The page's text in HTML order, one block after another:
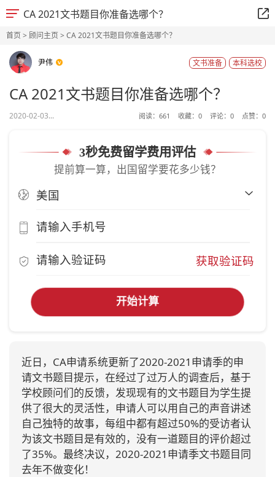
CA 2021文书题目你准备选哪个？
首页> 顾问主页> CA 2021文书题目你准备选哪个？
尹伟 本科选校
文书准备
CA 2021文书题目你准备选哪个？
2020-02-03... 阅读： 661 收藏： 0 评论： 0 点赞： 0
3秒免费留学费用评估
提前算一算，出国留学要花多少钱？
获取验证码
开始计算
近日，CA申请系统更新了2020-2021申请季的申
请文书题目提示，在经过了过万人的调查后，基于
学校顾问们的反馈，发现现有的文书题目为学生提
供了很大的灵活性，申请人可以用自己的声音讲述
自己独特的故事，每组中都有超过50%的受访者认
为该文书题目是有效的，没有一道题目的评价超过
了35%。最终决议，2020-2021申请季文书题目同
去年不做变化！